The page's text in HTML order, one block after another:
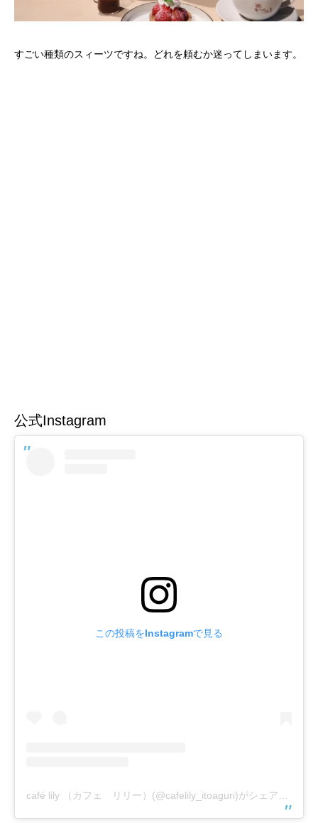
すごい種類のスィーツですね。どれを頼むか迷ってしまいます。
公式Instagram
この投稿をInstagramで見る